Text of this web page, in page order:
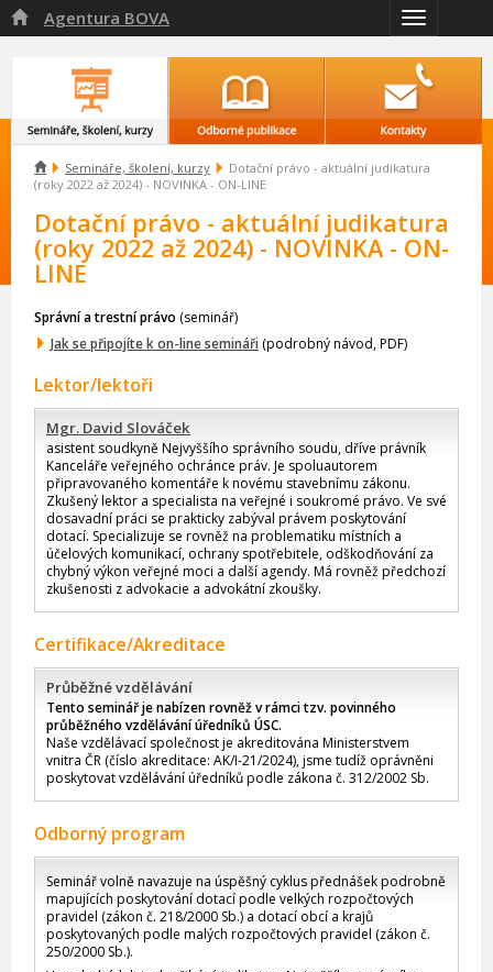
Přepnout
navigaci
 Agentura BOVA
 Semináře, školení, kurzy
Dotační právo - aktuální judikatura
(roky 2022 až 2024) - NOVINKA - ON-LINE
Dotační právo - aktuální judikatura
(roky 2022 až 2024) - NOVINKA - ON-
LINE
Správní a trestní právo (seminář)
Jak se připojíte k on-line semináři (podrobný návod, PDF)
Lektor/lektoři
Mgr. David Slováček
asistent soudkyně Nejvyššího správního soudu, dříve právník
Kanceláře veřejného ochránce práv. Je spoluautorem
připravovaného komentáře k novému stavebnímu zákonu.
Zkušený lektor a specialista na veřejné i soukromé právo. Ve své
dosavadní práci se prakticky zabýval právem poskytování
dotací. Specializuje se rovněž na problematiku místních a
účelových komunikací, ochrany spotřebitele, odškodňování za
chybný výkon veřejné moci a další agendy. Má rovněž předchozí
zkušenosti z advokacie a advokátní zkoušky.
Certifikace/Akreditace
Průběžné vzdělávání
Tento seminář je nabízen rovněž v rámci tzv. povinného
průběžného vzdělávání úředníků ÚSC.
Naše vzdělávací společnost je akreditována Ministerstvem
vnitra ČR (číslo akreditace: AK/I-21/2024), jsme tudíž oprávněni
poskytovat vzdělávání úředníků podle zákona č. 312/2002 Sb.
Odborný program
Seminář volně navazuje na úspěšný cyklus přednášek podrobně
mapujících poskytování dotací podle velkých rozpočtových
pravidel (zákon č. 218/2000 Sb.) a dotací obcí a krajů
poskytovaných podle malých rozpočtových pravidel (zákon č.
250/2000 Sb.).